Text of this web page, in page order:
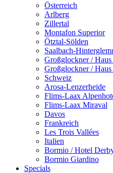
Österreich
Arlberg
Zillertal
Montafon Superior
Ötztal-Sölden
Saalbach-
Großglockner / Haus
Großglockner /
Schweiz
Arosa-Lenzerheide
Flims-Laax
Flims-Laax Miraval
Davos
Frankreich
Les Trois Vallées
Italien
Bormio / Hotel
Bormio Giardino
Specials